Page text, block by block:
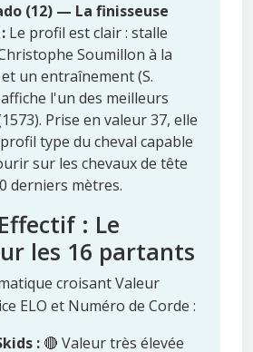
(12) — La finisseuse
Le profil est clair : stalle
Soumillon à la
un entraînement (S.
l'un des meilleurs
Prise en valeur 37, elle
type du cheval capable
sur les chevaux de tête
derniers mètres.
: Le
les 16 partants
croisant Valeur
ELO et Numéro de Corde :
: 🔴 Valeur très élevée